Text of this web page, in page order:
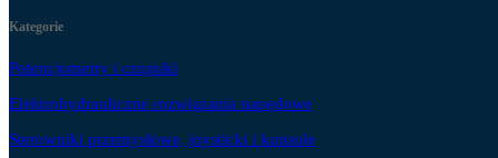
Kategorie
Potencjometry i czujniki
Elektrohydrauliczne rozwiązania napędowe
Sterowniki przemysłowe, joysticki i konsole